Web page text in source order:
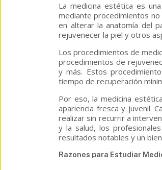
La medicina estética es
mediante procedimientos no
en alterar la anatomía del
rejuvenecer la piel y otros
Los procedimientos de
procedimientos de
y más. Estos
tiempo de recuperación
Por eso, la medicina
apariencia fresca y juvenil.
realizar sin recurrir a
y la salud, los
resultados notables y un
Razones para Estudiar